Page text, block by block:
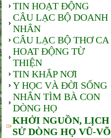
TIN HOẠT ĐỘNG
CÂU LẠC BỘ DOANH
NHÂN
CÂU LẠC BỘ THƠ CA
HOAT ĐỘNG TỪ
THIỆN
TIN KHẮP NƠI
Y HỌC VÀ ĐỜI SỐNG
NHẮN TÌM BÀ CON
DÒNG HỌ
KHỞI NGUỒN, LỊCH
SỬ DÒNG HỌ VŨ-VÕ